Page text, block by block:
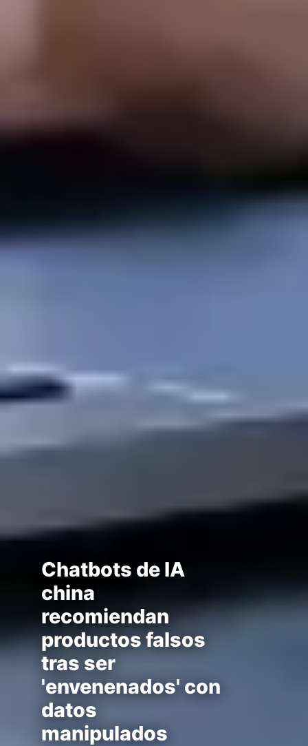
Chatbots de IA
china
recomiendan
productos falsos
tras ser
'envenenados' con
datos
manipulados